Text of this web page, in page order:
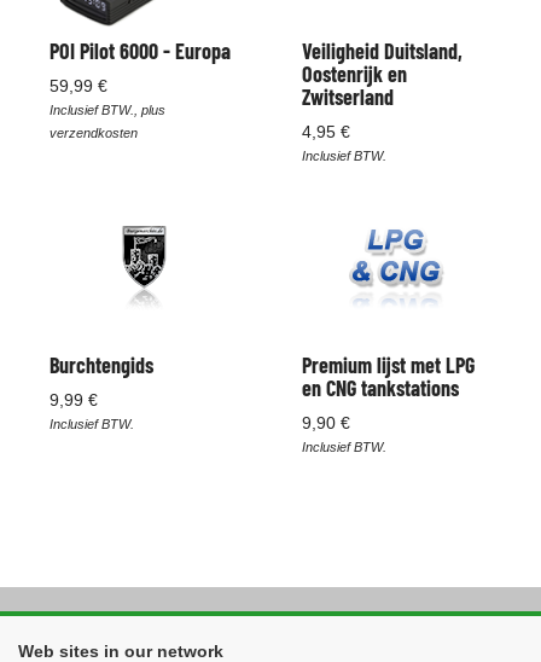
POI Pilot 6000 - Europa
59,99 €
Inclusief BTW., plus
verzendkosten
Veiligheid Duitsland,
Oostenrijk en
Zwitserland
4,95 €
Inclusief BTW.
Burchtengids
9,99 €
Inclusief BTW.
Premium lijst met LPG
en CNG tankstations
9,90 €
Inclusief BTW.
Web sites in our network